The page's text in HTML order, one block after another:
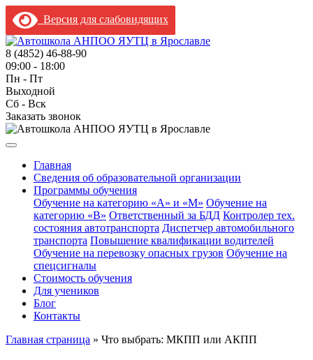
Версия для слабовидящих
8 (4852) 46-88-90
09:00 - 18:00
Пн - Пт
Выходной
Сб - Вск
Заказать звонок
Главная
Сведения об образовательной организации
Программы обучения
Обучение на категорию «A» и «M» Обучение на
категорию «B» Ответственный за БДД Контролер тех.
состояния автотранспорта Диспетчер автомобильного
транспорта Повышение квалификации водителей
Обучение на перевозку опасных грузов Обучение на
спецсигналы
Стоимость обучения
Для учеников
Блог
Контакты
Главная страница » Что выбрать: МКПП или АКПП